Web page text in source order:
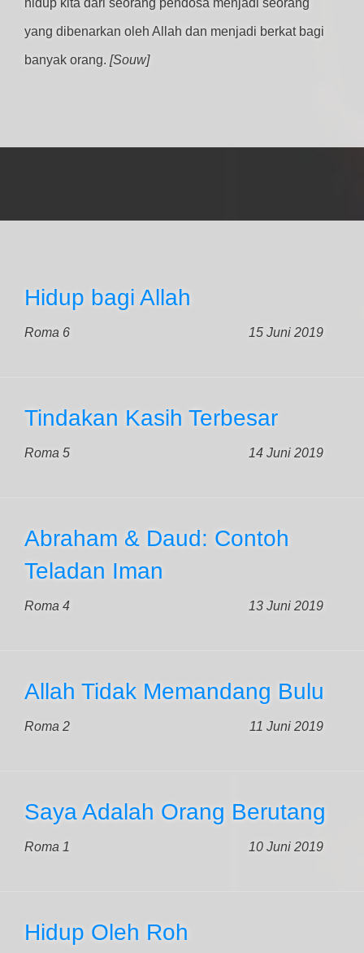
hidup kita dari seorang pendosa menjadi seorang
yang dibenarkan oleh Allah dan menjadi berkat bagi
banyak orang. [Souw]
Hidup bagi Allah
Roma 6 15 Juni 2019
Tindakan Kasih Terbesar
Roma 5 14 Juni 2019
Abraham & Daud: Contoh
Teladan Iman
Roma 4 13 Juni 2019
Allah Tidak Memandang Bulu
Roma 2 11 Juni 2019
Saya Adalah Orang Berutang
Roma 1 10 Juni 2019
Hidup Oleh Roh